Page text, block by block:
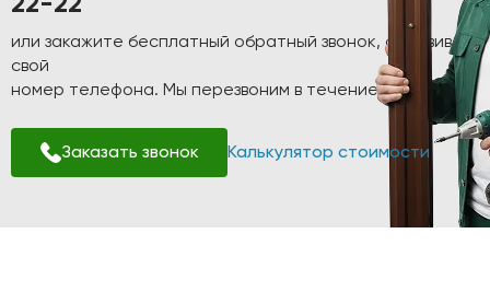
или закажите бесплатный обратный звонок, оставив
свой
номер телефона. Мы перезвоним в течение 1-2 минут!
Заказать звонок Калькулятор стоимости